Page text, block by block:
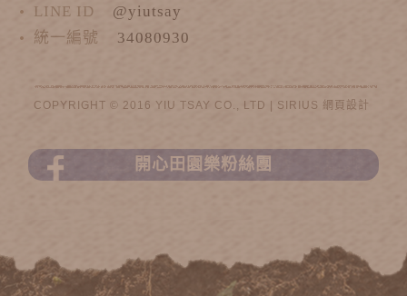
LINE ID
@yiutsay
統一編號
34080930
COPYRIGHT © 2016 YIU TSAY CO., LTD | SIRIUS 網頁設計
開心田園樂粉絲團